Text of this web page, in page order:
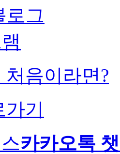
로그
음이라면?
기
카카오톡